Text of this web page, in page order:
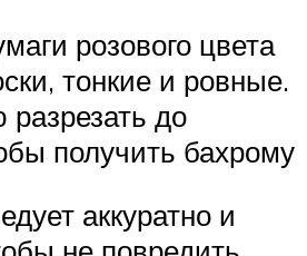
розового цвета
тонкие и ровные.
до
получить бахрому
аккуратно и